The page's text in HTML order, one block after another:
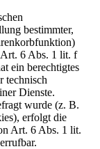
bestimmter,
6 Abs. 1 lit. f
ein berechtigtes
technisch
Dienste.
wurde (z. B.
erfolgt die
Art. 6 Abs. 1 lit.